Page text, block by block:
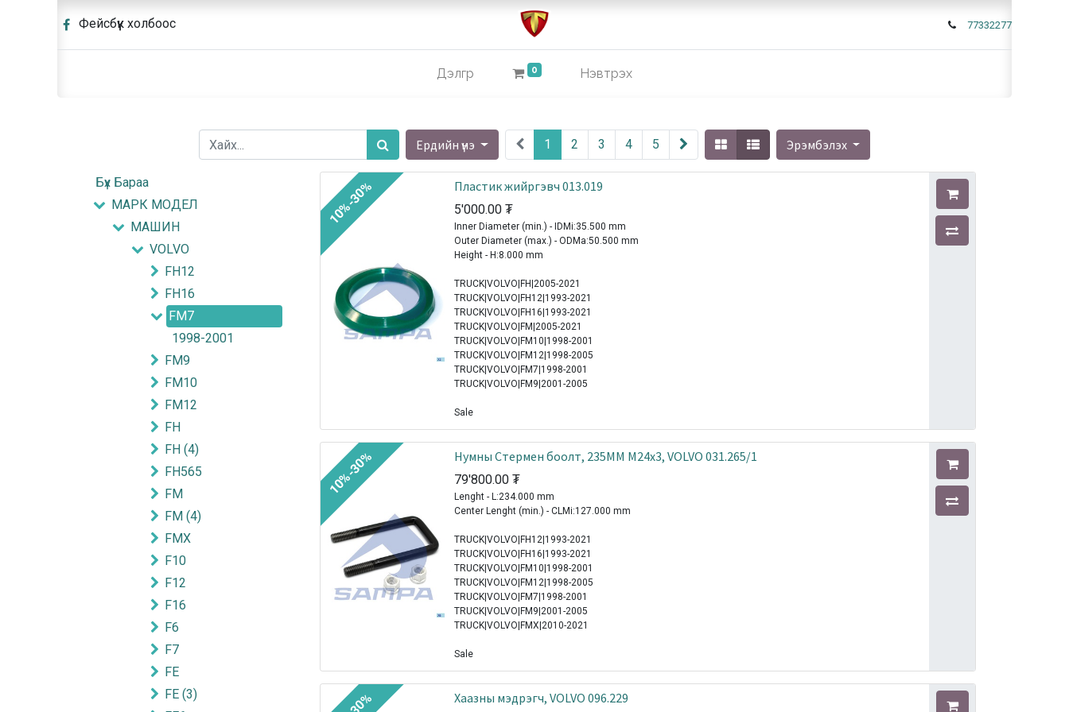
Фейсбүүк холбоос 77332277
Дэлгүүр 0 Нэвтрэх
Ердийн үнэ 1 2 3 4 5 Эрэмбэлэх
Бүх Бараа
МАРК МОДЕЛ
МАШИН
VOLVO
FH12
FH16
FM7
1998-2001
FM9
FM10
FM12
FH
FH (4)
FH565
FM
FM (4)
FMX
F10
F12
F16
F6
F7
FE
FE (3)
Пластик жийргэвч 013.019
5'000.00 ₮
Inner Diameter (min.) - IDMi:35.500 mm
Outer Diameter (max.) - ODMa:50.500 mm
Height - H:8.000 mm
TRUCK|VOLVO|FH|2005-2021
TRUCK|VOLVO|FH12|1993-2021
TRUCK|VOLVO|FH16|1993-2021
TRUCK|VOLVO|FM|2005-2021
TRUCK|VOLVO|FM10|1998-2001
TRUCK|VOLVO|FM12|1998-2005
TRUCK|VOLVO|FM7|1998-2001
TRUCK|VOLVO|FM9|2001-2005
Sale
10%-30%
Нумны Стермен боолт, 235MM M24x3, VOLVO 031.265/1
79'800.00 ₮
Lenght - L:234.000 mm
Center Lenght (min.) - CLMi:127.000 mm
TRUCK|VOLVO|FH12|1993-2021
TRUCK|VOLVO|FH16|1993-2021
TRUCK|VOLVO|FM10|1998-2001
TRUCK|VOLVO|FM12|1998-2005
TRUCK|VOLVO|FM7|1998-2001
TRUCK|VOLVO|FM9|2001-2005
TRUCK|VOLVO|FMX|2010-2021
Sale
10%-30%
Хаазны мэдрэгч, VOLVO 096.229